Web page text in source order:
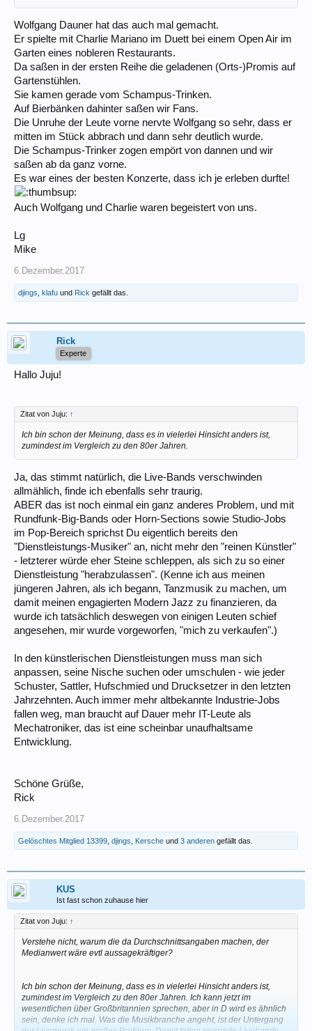
Wolfgang Dauner hat das auch mal gemacht.
Er spielte mit Charlie Mariano im Duett bei einem Open Air im
Garten eines nobleren Restaurants.
Da saßen in der ersten Reihe die geladenen (Orts-)Promis auf
Gartenstühlen.
Sie kamen gerade vom Schampus-Trinken.
Auf Bierbänken dahinter saßen wir Fans.
Die Unruhe der Leute vorne nervte Wolfgang so sehr, dass er
mitten im Stück abbrach und dann sehr deutlich wurde.
Die Schampus-Trinker zogen empört von dannen und wir
saßen ab da ganz vorne.
Es war eines der besten Konzerte, dass ich je erleben durfte!
Auch Wolfgang und Charlie waren begeistert von uns.
Lg
Mike
6.Dezember.2017
djings klafu und Rick gefällt das.
Rick
Experte
Hallo Juju!
Zitat von Juju: ↑
Ich bin schon der Meinung, dass es in vielerlei Hinsicht anders ist,
zumindest im Vergleich zu den 80er Jahren.
Ja, das stimmt natürlich, die Live-Bands verschwinden
allmählich, finde ich ebenfalls sehr traurig.
ABER das ist noch einmal ein ganz anderes Problem, und mit
Rundfunk-Big-Bands oder Horn-Sections sowie Studio-Jobs
im Pop-Bereich sprichst Du eigentlich bereits den
"Dienstleistungs-Musiker" an, nicht mehr den "reinen Künstler"
- letzterer würde eher Steine schleppen, als sich zu so einer
Dienstleistung "herabzulassen". (Kenne ich aus meinen
jüngeren Jahren, als ich begann, Tanzmusik zu machen, um
damit meinen engagierten Modern Jazz zu finanzieren, da
wurde ich tatsächlich deswegen von einigen Leuten schief
angesehen, mir wurde vorgeworfen, "mich zu verkaufen".)
In den künstlerischen Dienstleistungen muss man sich
anpassen, seine Nische suchen oder umschulen - wie jeder
Schuster, Sattler, Hufschmied und Drucksetzer in den letzten
Jahrzehnten. Auch immer mehr altbekannte Industrie-Jobs
fallen weg, man braucht auf Dauer mehr IT-Leute als
Mechatroniker, das ist eine scheinbar unaufhaltsame
Entwicklung.
Schöne Grüße,
Rick
6.Dezember.2017
Gelöschtes Mitglied 13399 djings Kersche und 3 anderen gefällt das.
KUS
Ist fast schon zuhause hier
Zitat von Juju: ↑
Verstehe nicht, warum die da Durchschnittsangaben machen, der
Medianwert wäre evtl aussagekräftiger?
Ich bin schon der Meinung, dass es in vielerlei Hinsicht anders ist,
zumindest im Vergleich zu den 80er Jahren. Ich kann jetzt im
wesentlichen über Großbritannien sprechen, aber in D wird es ähnlich
sein, denke ich mal. Was die Musikbranche angeht, ist der Untergang